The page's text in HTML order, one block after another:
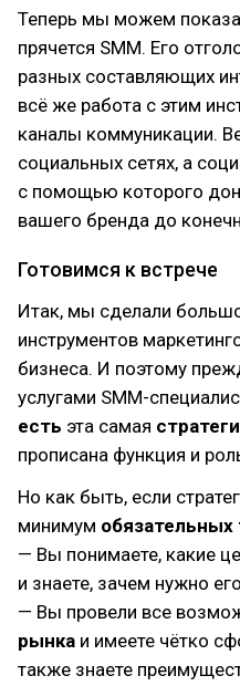
Теперь мы можем
прячется SMM. Его
разных составляющих
всё же работа с этим
каналы коммуникации.
социальных сетях, а
с помощью которого
вашего бренда до
Готовимся к встрече
Итак, мы сделали
инструментов
бизнеса. И поэтому
услугами SMM-
есть эта самая
прописана функция и
Но как быть, если
минимум обязательных
— Вы понимаете, какие
и знаете, зачем нужно
— Вы провели все
рынка и имеете чётко
также знаете